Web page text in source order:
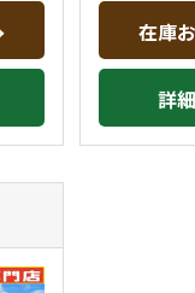
在庫
詳